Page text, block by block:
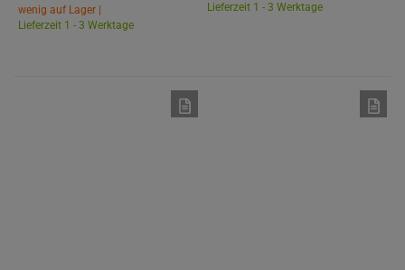
wenig auf Lager |
Lieferzeit 1 - 3 Werktage
Lieferzeit 1 - 3 Werktage